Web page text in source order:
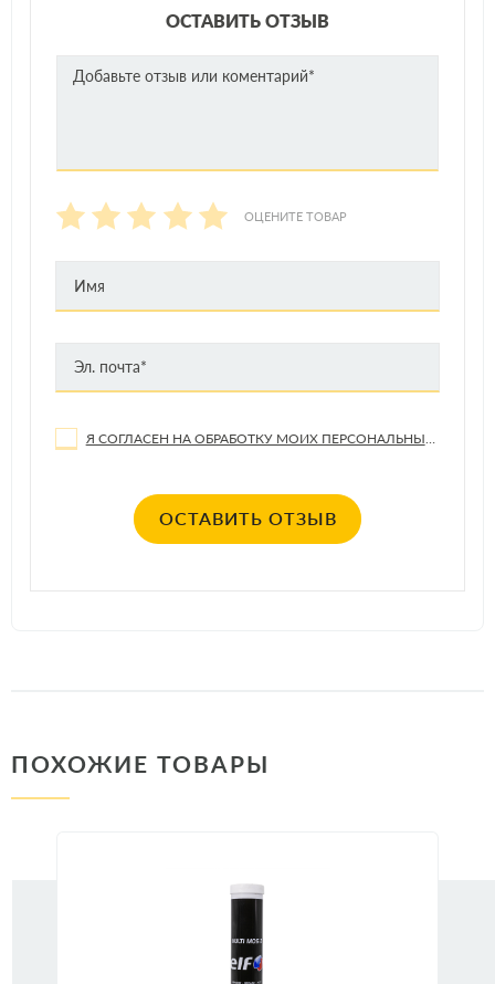
ОСТАВИТЬ ОТЗЫВ
ОЦЕНИТЕ ТОВАР
ОСТАВИТЬ ОТЗЫВ
ПОХОЖИЕ ТОВАРЫ